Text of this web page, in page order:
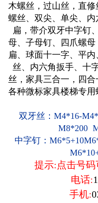
木螺丝，过山丝，直
螺丝、双尖、单尖、
扁，带介双牙中字钉
母、子母钉、四爪螺
扁、球面十一字、平
丝、内六角扳手、十
丝，家具三合一，四
各种微标家具楼梯专
双牙丝：M4*16-
M8*200
中字钉：
提示:点击号
电话:
手机: